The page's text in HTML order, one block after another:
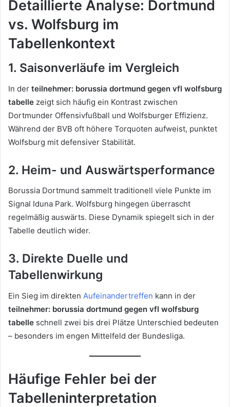
Detaillierte Analyse: Dortmund
vs. Wolfsburg im
Tabellenkontext
1. Saisonverläufe im Vergleich
In der teilnehmer: borussia dortmund gegen vfl wolfsburg
tabelle zeigt sich häufig ein Kontrast zwischen
Dortmunder Offensivfußball und Wolfsburger Effizienz.
Während der BVB oft höhere Torquoten aufweist, punktet
Wolfsburg mit defensiver Stabilität.
2. Heim- und Auswärtsperformance
Borussia Dortmund sammelt traditionell viele Punkte im
Signal Iduna Park. Wolfsburg hingegen überrascht
regelmäßig auswärts. Diese Dynamik spiegelt sich in der
Tabelle deutlich wider.
3. Direkte Duelle und
Tabellenwirkung
Ein Sieg im direkten Aufeinandertreffen kann in der
teilnehmer: borussia dortmund gegen vfl wolfsburg
tabelle schnell zwei bis drei Plätze Unterschied bedeuten
– besonders im engen Mittelfeld der Bundesliga.
Häufige Fehler bei der
Tabelleninterpretation